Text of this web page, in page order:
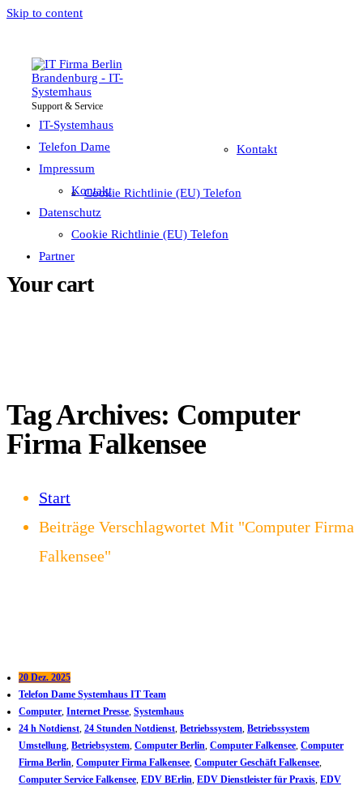
Skip to content
Support & Service
IT-Systemhaus
Kontakt
Datenschutz
Cookie Richtlinie (EU) Telefon
IT-Systemhaus
Telefon Dame
Impressum
Kontakt
Datenschutz
Cookie Richtlinie (EU) Telefon
Partner
Your cart
Tag Archives: Computer
Firma Falkensee
Start
Beiträge Verschlagwortet Mit "Computer Firma
Falkensee"
20 Dez. 2025
Telefon Dame Systemhaus IT Team
Computer Internet Presse Systemhaus
24 h Notdienst 24 Stunden Notdienst Betriebssystem Betriebssystem
Umstellung Betriebsystem Computer Berlin Computer Falkensee Computer
Firma Berlin Computer Firma Falkensee Computer Geschäft Falkensee
Computer Service Falkensee EDV BErlin EDV Dienstleister für Praxis EDV